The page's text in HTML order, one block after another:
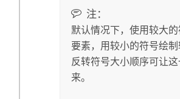
注：
默认情况下，使用较大
要素，用较小的符号绘制
反转符号大小顺序可让
来。